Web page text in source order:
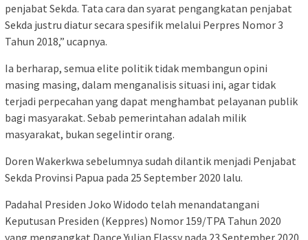
penjabat Sekda. Tata cara dan syarat pengangkatan penjabat
Sekda justru diatur secara spesifik melalui Perpres Nomor 3
Tahun 2018,” ucapnya.
Ia berharap, semua elite politik tidak membangun opini
masing masing, dalam menganalisis situasi ini, agar tidak
terjadi perpecahan yang dapat menghambat pelayanan publik
bagi masyarakat. Sebab pemerintahan adalah milik
masyarakat, bukan segelintir orang.
Doren Wakerkwa sebelumnya sudah dilantik menjadi Penjabat
Sekda Provinsi Papua pada 25 September 2020 lalu.
Padahal Presiden Joko Widodo telah menandatangani
Keputusan Presiden (Keppres) Nomor 159/TPA Tahun 2020
yang mengangkat Dance Yulian Flassy pada 23 September 2020.